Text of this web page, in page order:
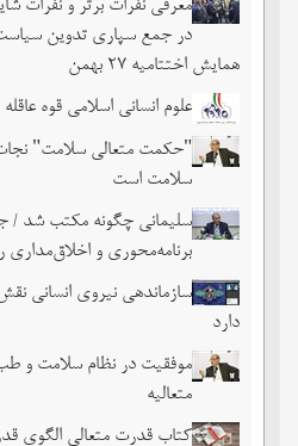
معرفی نفرات برتر و نفرات
در جمع سپاری تدوین سیاست
همایش اختتامیه ۲۷ بهمن
علوم انسانی اسلامی قوه
"حکمت متعالی سلامت"
سلامت است
سلیمانی چگونه مکتب شد /
برنامه‌محوری و اخلاق‌مداری
سازماندهی نیروی انسانی
دارد
موفقیت در نظام سلامت و
متعالیه
کتاب قدرت متعالی الگوی